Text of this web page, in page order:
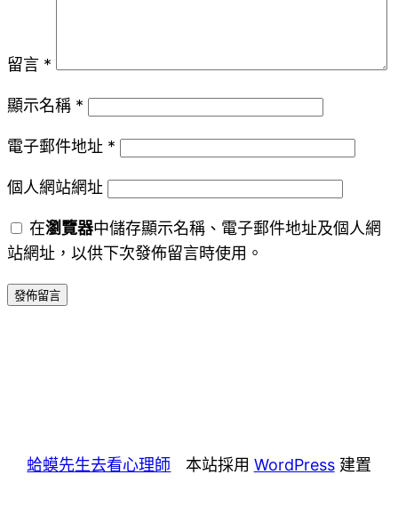
留言 *
顯示名稱 *
電子郵件地址 *
個人網站網址
在瀏覽器中儲存顯示名稱、電子郵件地址及個人網
站網址，以供下次發佈留言時使用。
蛤蟆先生去看心理師 本站採用 WordPress建置